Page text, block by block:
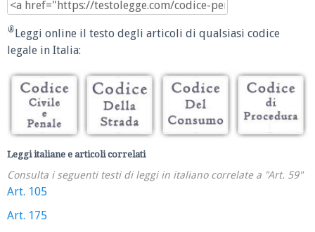
Leggi online il testo degli articoli di qualsiasi codice
legale in Italia:
Leggi italiane e articoli correlati
Consulta i seguenti testi di leggi in italiano correlate a "Art. 59"
Art. 105
Art. 175